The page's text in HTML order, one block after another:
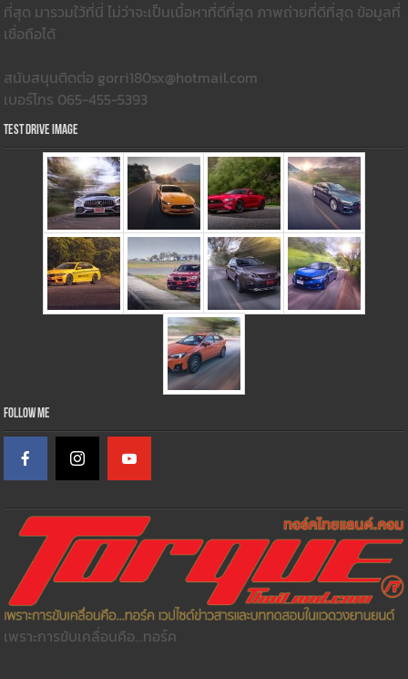
ที่สุด มารวมใว้ที่นี่ ไม่ว่าจะเป็นเนื้อหาที่ดีที่สุด ภาพถ่ายที่ดีที่สุด ข้อมูลที่
เชื่อถือได้
สนับสนุนติดต่อ gorri180sx@hotmail.com
เบอร์โทร 065-455-5393
Test Drive Image
Follow Me
เพราะการขับเคลื่อนคือ...ทอร์ค